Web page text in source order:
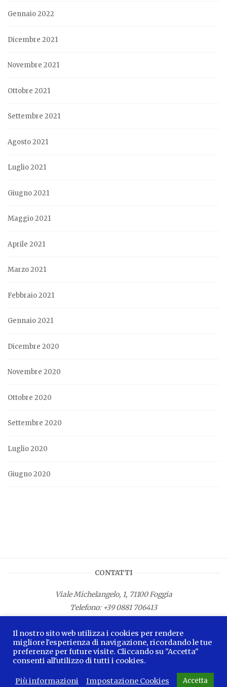
Gennaio 2022
Dicembre 2021
Novembre 2021
Ottobre 2021
Settembre 2021
Agosto 2021
Luglio 2021
Giugno 2021
Maggio 2021
Aprile 2021
Marzo 2021
Febbraio 2021
Gennaio 2021
Dicembre 2020
Novembre 2020
Ottobre 2020
Settembre 2020
Luglio 2020
Giugno 2020
CONTATTI
Viale Michelangelo, 1, 71100 Foggia
Telefono: +39 0881 706413
E-mail:info.lamagnacapitana@regione.puglia.it
Il nostro sito web utilizza i cookies per rendere
migliore l'esperienza di navigazione, ricordando le tue
preferenze per future visite. Cliccando su "Accetta"
consenti all'utilizzo di tutti i cookies.
Più informazioni Impostazione Cookies Accetta